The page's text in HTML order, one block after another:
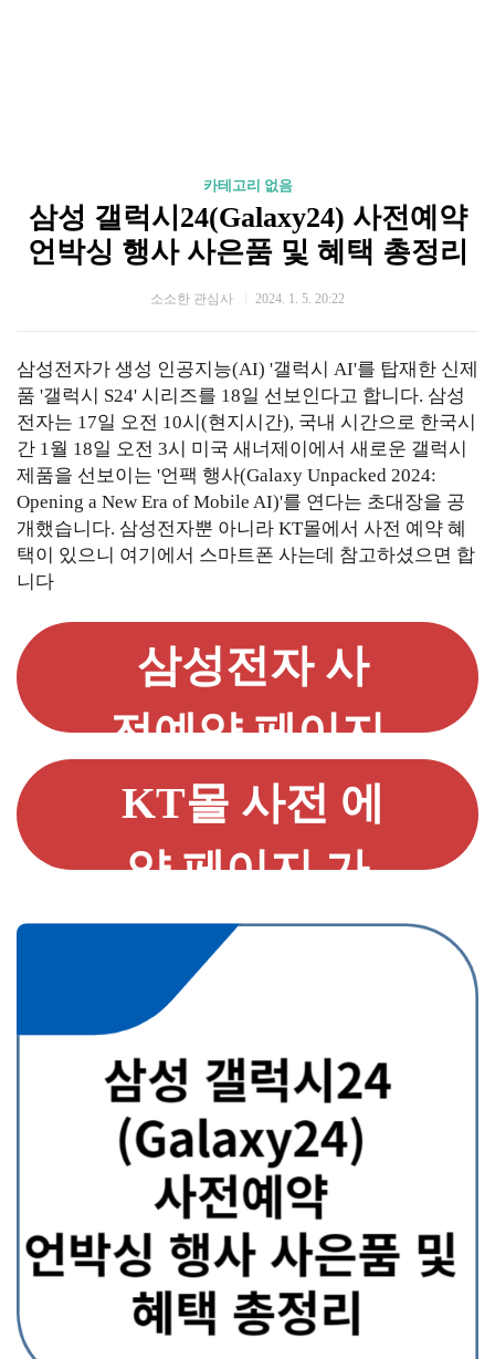
카테고리 없음
삼성 갤럭시24(Galaxy24) 사전예약
언박싱 행사 사은품 및 혜택 총정리
소소한 관심사 2024. 1. 5. 20:22
삼성전자가 생성 인공지능(AI) '갤럭시 AI'를 탑재한 신제
품 '갤럭시 S24' 시리즈를 18일 선보인다고 합니다. 삼성
전자는 17일 오전 10시(현지시간), 국내 시간으로 한국시
간 1월 18일 오전 3시 미국 새너제이에서 새로운 갤럭시
제품을 선보이는 '언팩 행사(Galaxy Unpacked 2024:
Opening a New Era of Mobile AI)'를 연다는 초대장을 공
개했습니다. 삼성전자뿐 아니라 KT몰에서 사전 예약 혜
택이 있으니 여기에서 스마트폰 사는데 참고하셨으면 합
니다
삼성전자 사
전예약 페이지
가기
KT몰 사전 에
약 페이지 가
기